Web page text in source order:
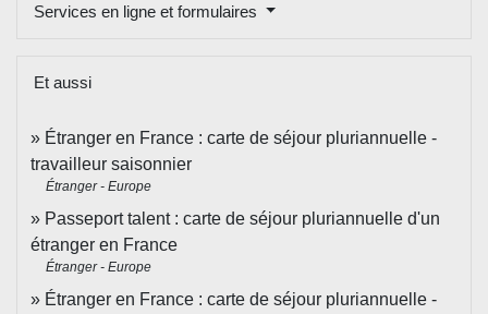
Services en ligne et formulaires
Et aussi
Étranger en France : carte de séjour pluriannuelle -
travailleur saisonnier
Étranger - Europe
Passeport talent : carte de séjour pluriannuelle d'un
étranger en France
Étranger - Europe
Étranger en France : carte de séjour pluriannuelle -